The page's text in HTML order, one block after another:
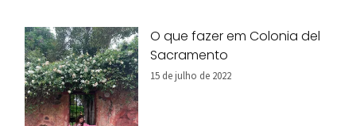
O que fazer em Colonia del
Sacramento
15 de julho de 2022